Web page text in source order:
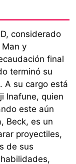
considerado
y
final
terminó su
A su cargo está
Inafune, quien
este aún
Beck, es un
proyectiles,
de sus